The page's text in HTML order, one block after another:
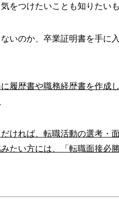
をつけたいことも知りたいも
いのか、卒業証明書を手に
履歴書や職務経歴書を作成
ければ、転職活動の選考・
たい方には、「転職面接必